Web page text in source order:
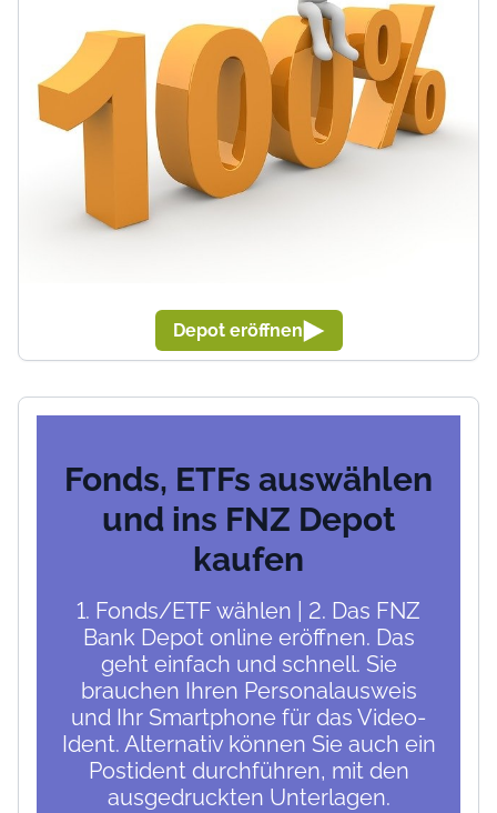
Depot eröffnen
Fonds, ETFs auswählen
und ins FNZ Depot
kaufen
1. Fonds/ETF wählen | 2. Das FNZ
Bank Depot online eröffnen. Das
geht einfach und schnell. Sie
brauchen Ihren Personalausweis
und Ihr Smartphone für das Video-
Ident. Alternativ können Sie auch ein
Postident durchführen, mit den
ausgedruckten Unterlagen.